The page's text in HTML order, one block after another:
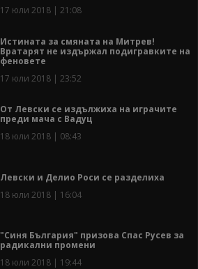
17 юли 2018 | 21:08
Истината за смяната на Митрев!
Вратарят не издържал подигравките на
феновете
17 юли 2018 | 23:52
От Левски се издължиха на играчите
преди мача с Вадуц
18 юли 2018 | 08:43
Левски и Делио Роси се разделиха
18 юли 2018 | 16:04
"Синя България" призова Спас Русев за
радикални промени
18 юли 2018 | 19:44